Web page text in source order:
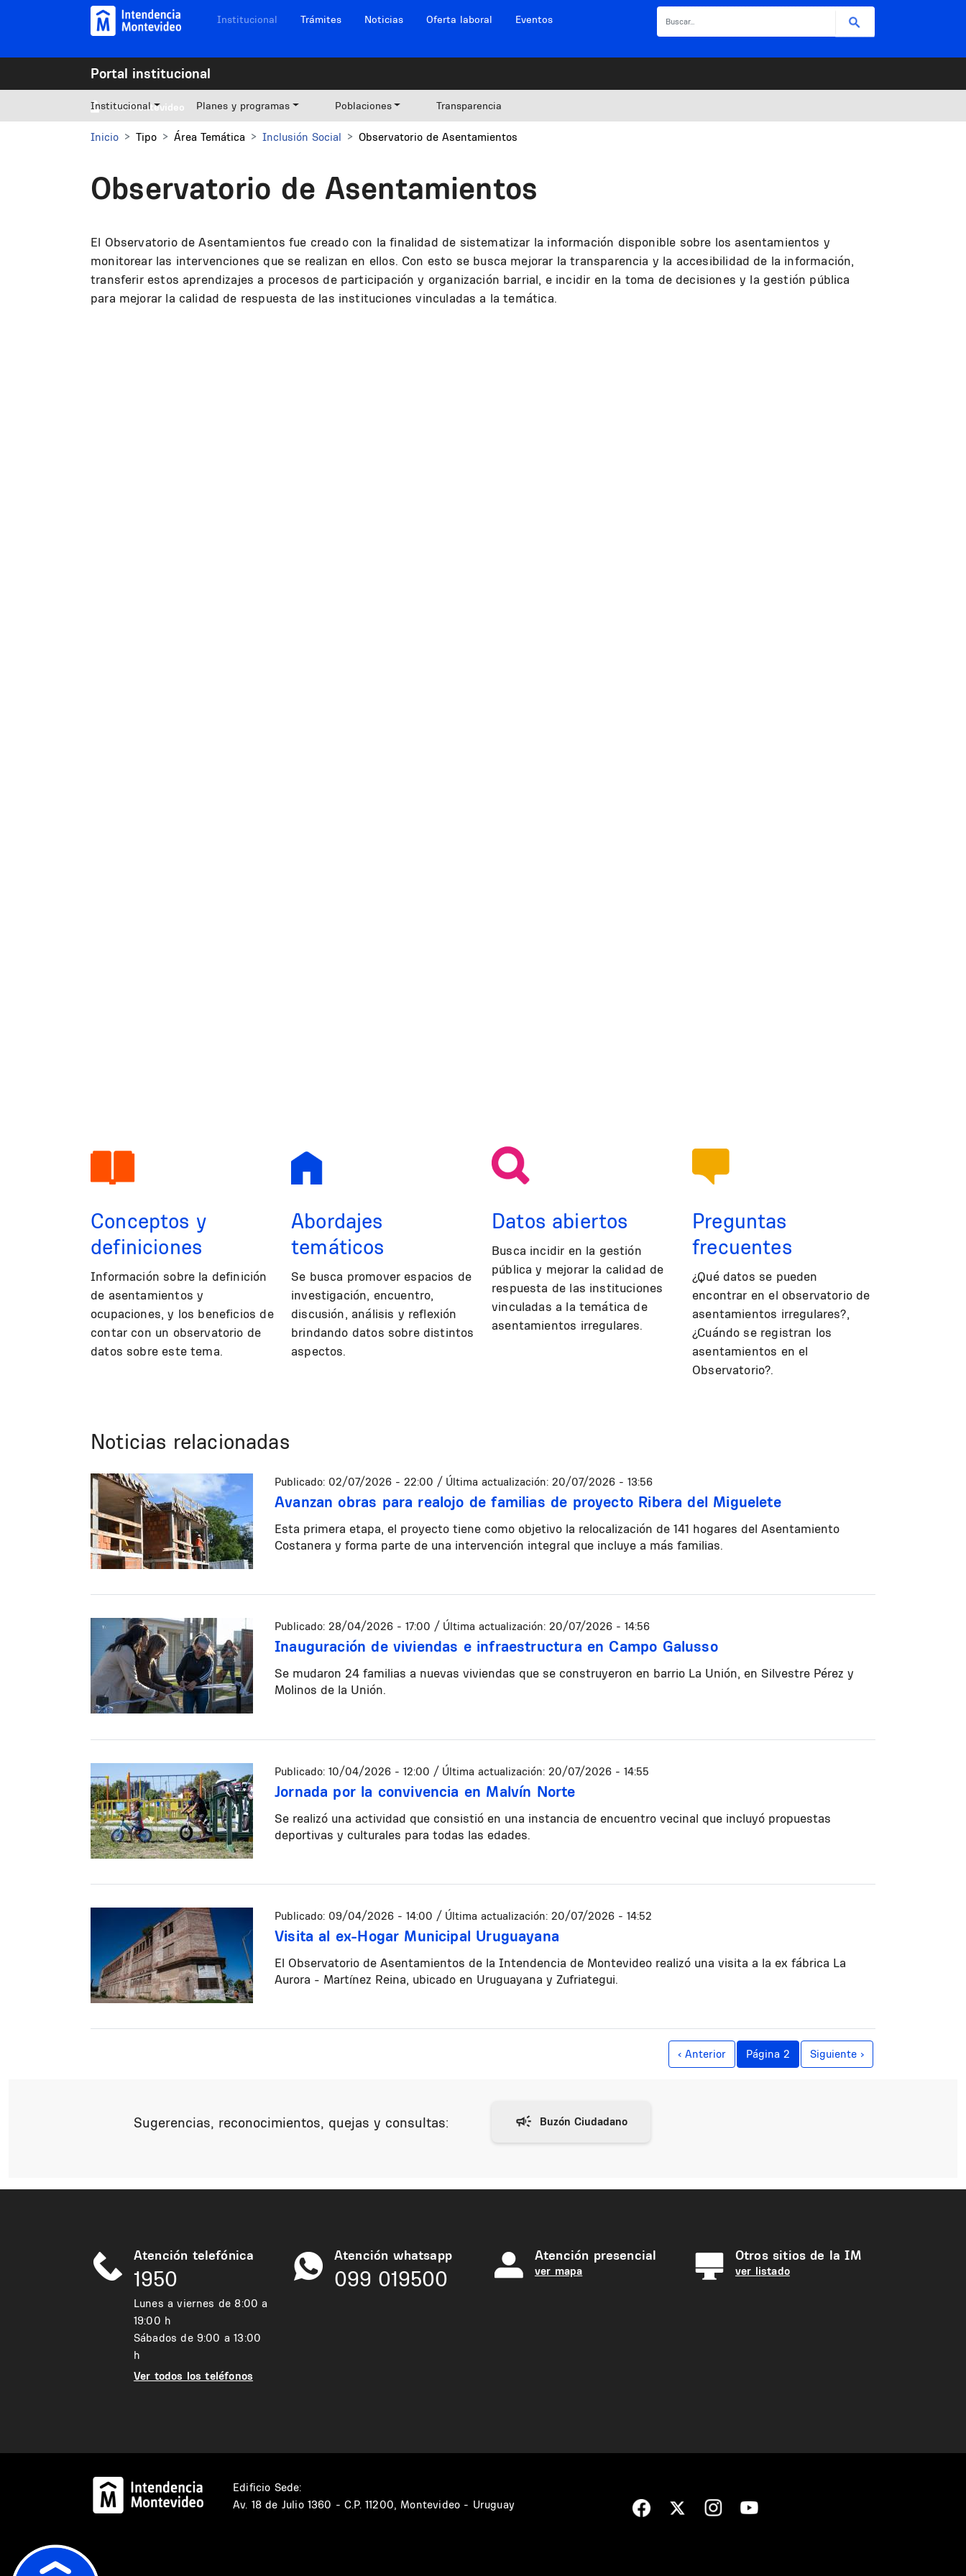
Pasar al contenido principal Navegación sitios
Institucional Trámites Noticias Oferta laboral Eventos
Portal institucional
Mi Montevideo
Institucional Planes y programas Poblaciones Transparencia
Inicio Tipo Área Temática Inclusión Social Observatorio de Asentamientos
Observatorio de Asentamientos
El Observatorio de Asentamientos fue creado con la finalidad de sistematizar la información disponible sobre los asentamientos y
monitorear las intervenciones que se realizan en ellos. Con esto se busca mejorar la transparencia y la accesibilidad de la información,
transferir estos aprendizajes a procesos de participación y organización barrial, e incidir en la toma de decisiones y la gestión pública
para mejorar la calidad de respuesta de las instituciones vinculadas a la temática.
Conceptos y
definiciones
Información sobre la definición
de asentamientos y
ocupaciones, y los beneficios de
contar con un observatorio de
datos sobre este tema.
Abordajes
temáticos
Se busca promover espacios de
investigación, encuentro,
discusión, análisis y reflexión
brindando datos sobre distintos
aspectos.
Datos abiertos
Busca incidir en la gestión
pública y mejorar la calidad de
respuesta de las instituciones
vinculadas a la temática de
asentamientos irregulares.
Preguntas
frecuentes
¿Qué datos se pueden
encontrar en el observatorio de
asentamientos irregulares?,
¿Cuándo se registran los
asentamientos en el
Observatorio?.
Noticias relacionadas
Publicado: 02/07/2026 - 22:00 / Última actualización: 20/07/2026 - 13:56
Avanzan obras para realojo de familias de proyecto Ribera del Miguelete
Esta primera etapa, el proyecto tiene como objetivo la relocalización de 141 hogares del Asentamiento
Costanera y forma parte de una intervención integral que incluye a más familias.
Publicado: 28/04/2026 - 17:00 / Última actualización: 20/07/2026 - 14:56
Inauguración de viviendas e infraestructura en Campo Galusso
Se mudaron 24 familias a nuevas viviendas que se construyeron en barrio La Unión, en Silvestre Pérez y
Molinos de la Unión.
Publicado: 10/04/2026 - 12:00 / Última actualización: 20/07/2026 - 14:55
Jornada por la convivencia en Malvín Norte
Se realizó una actividad que consistió en una instancia de encuentro vecinal que incluyó propuestas
deportivas y culturales para todas las edades.
Publicado: 09/04/2026 - 14:00 / Última actualización: 20/07/2026 - 14:52
Visita al ex-Hogar Municipal Uruguayana
El Observatorio de Asentamientos de la Intendencia de Montevideo realizó una visita a la ex fábrica La
Aurora - Martínez Reina, ubicado en Uruguayana y Zufriategui.
Página anterior
‹ Anterior Página 2 Siguiente página
Siguiente ›
Sugerencias, reconocimientos, quejas y consultas:
Atención telefónica
1950
Lunes a viernes de 8:00 a
19:00 h
Sábados de 9:00 a 13:00
h
Ver todos los teléfonos
Atención whatsapp
099 019500
Atención presencial
ver mapa
Otros sitios de la IM
ver listado
Edificio Sede:
Av. 18 de Julio 1360 - C.P. 11200, Montevideo - Uruguay